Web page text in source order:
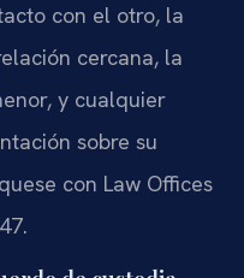
con el otro, la
cercana, la
y cualquier
sobre su
con Law Offices